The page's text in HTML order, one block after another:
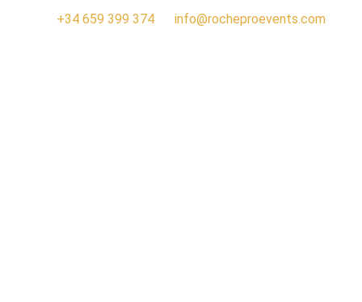
+34 659 399 374 info@rocheproevents.com